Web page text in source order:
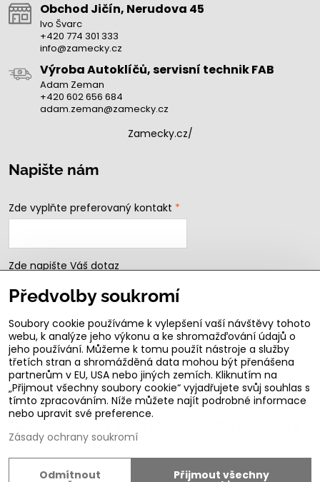
Obchod Jičín, Nerudova 45
Ivo Švarc
+420 774 301 333
info@zamecky.cz
Výroba Autoklíčů, servisní technik FAB
Adam Zeman
+420 602 656 684
adam.zeman@zamecky.cz
Zamecky.cz/
Napište nám
Zde vyplňte preferovaný kontakt *
Zde napište Váš dotaz
Odeslat
B2b podmínky pro registrované partnery
Předvolby soukromí
Soubory cookie používáme k vylepšení vaší návštěvy tohoto
webu, k analýze jeho výkonu a ke shromažďování údajů o
jeho používání. Můžeme k tomu použít nástroje a služby
třetích stran a shromážděná data mohou být přenášena
partnerům v EU, USA nebo jiných zemích. Kliknutím na
„Přijmout všechny soubory cookie“ vyjadřujete svůj souhlas s
tímto zpracováním. Níže můžete najít podrobné informace
nebo upravit své preference.
Zásady ochrany soukromí
Přijmout všechny
Odmítnout